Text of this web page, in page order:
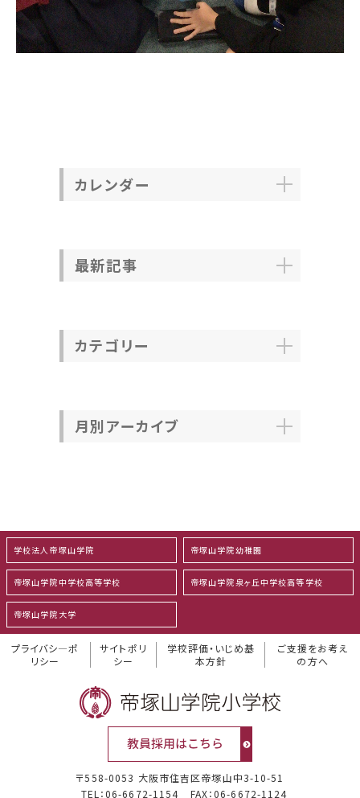
カレンダー
最新記事
カテゴリー
月別アーカイブ
学校法人帝塚山学院 帝塚山学院幼稚園
帝塚山学院中学校高等学校 帝塚山学院泉ヶ丘中学校高等学校
帝塚山学院大学
プライバシ―ポ
リシー
サイトポリ
シー
学校評価・いじめ基
本方針
ご支援をお考え
の方へ
〒558-0053 大阪市住吉区帝塚山中3-10-51
TEL：06-6672-1154
FAX：06-6672-1124